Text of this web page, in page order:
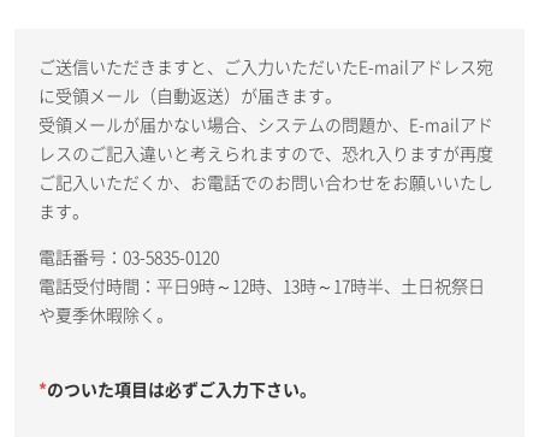
ご送信いただきますと、ご入力いただいたE-mailアドレス宛
に受領メール（自動返送）が届きます。
受領メールが届かない場合、システムの問題か、E-mailアド
レスのご記入違いと考えられますので、恐れ入りますが再度
ご記入いただくか、お電話でのお問い合わせをお願いいたし
ます。
電話番号：03-5835-0120
電話受付時間：平日9時～12時、13時～17時半、土日祝祭日
や夏季休暇除く。
*のついた項目は必ずご入力下さい。